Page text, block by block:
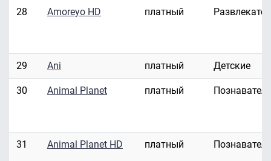
28 Amoreyo HD платный
29 Ani платный Детские
30 Animal Planet платный
31 Animal Planet HD платный